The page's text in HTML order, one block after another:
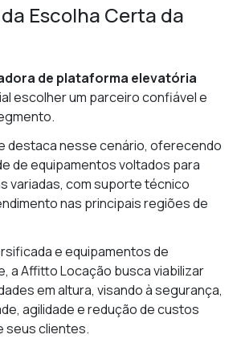
Escolha Certa da
de plataforma elevatória
escolher um parceiro confiável e
destaca nesse cenário, oferecendo
de equipamentos voltados para
variadas, com suporte técnico
nas principais regiões de
e equipamentos de
a Affitto Locação busca viabilizar
em altura, visando à segurança,
agilidade e redução de custos
seus clientes.